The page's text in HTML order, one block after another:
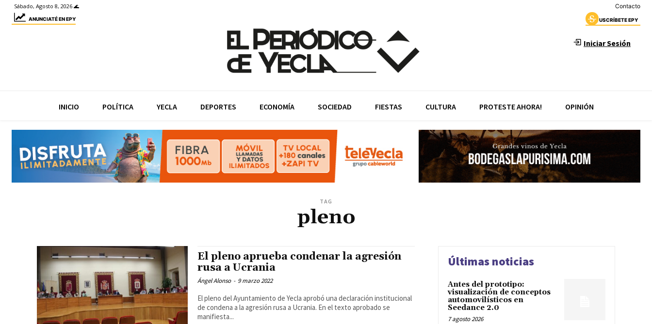
Sábado, Agosto 8, 2026 🌊 Contacto
ANUNCIATÉ EN EPY USCRÍBETE EPY
Iniciar Sesión
INICIO POLÍTICA YECLA DEPORTES ECONOMÍA SOCIEDAD FIESTAS CULTURA PROTESTE AHORA! OPINIÓN
TAG
pleno
El pleno aprueba condenar la agresión
rusa a Ucrania
Ángel Alonso - 9 marzo 2022
El pleno del Ayuntamiento de Yecla aprobó una declaración institucional
de condena a la agresión rusa a Ucrania. En el texto aprobado se
manifiesta...
Últimas noticias
Antes del prototipo:
visualización de conceptos
automovilísticos en
Seedance 2.0
7 agosto 2026